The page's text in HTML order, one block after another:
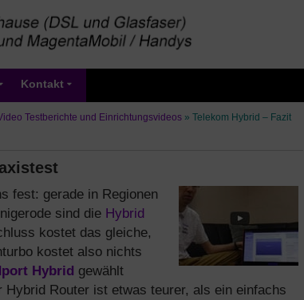
Kontakt
Testberichte und Einrichtungsvideos » Telekom Hybrid – Fazit
fest: gerade in Regionen
sind die Hybrid
kostet das gleiche,
kostet also nichts
Hybrid gewählt
Router ist etwas teurer, als ein einfachs